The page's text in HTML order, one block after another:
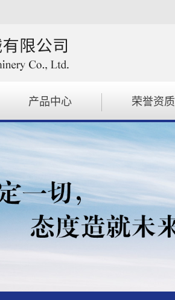
产品中心
电动车增程器
荣誉资质